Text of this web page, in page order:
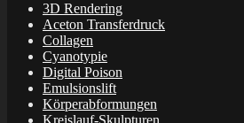
3D Rendering
Aceton Transferdruck
Collagen
Cyanotypie
Digital Poison
Emulsionslift
Körperabformungen